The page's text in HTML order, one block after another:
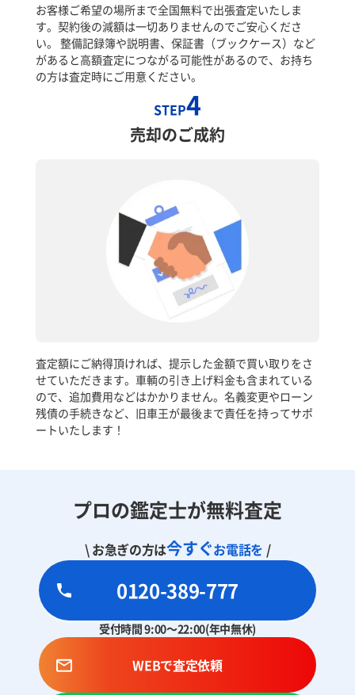
お客様ご希望の場所まで全国無料で出張査定いたしま
す。契約後の減額は一切ありませんのでご安心くださ
い。 整備記録簿や説明書、保証書（ブックケース）など
があると高額査定につながる可能性があるので、お持ち
の方は査定時にご用意ください。
STEP4
売却のご成約
査定額にご納得頂ければ、提示した金額で買い取りをさ
せていただきます。車輌の引き上げ料金も含まれている
ので、追加費用などはかかりません。名義変更やローン
残債の手続きなど、旧車王が最後まで責任を持ってサポ
ートいたします！
プロの鑑定士が無料査定
\ お急ぎの方は今すぐお電話を /
0120-389-777
受付時間 9:00～22:00(年中無休)
WEBで査定依頼